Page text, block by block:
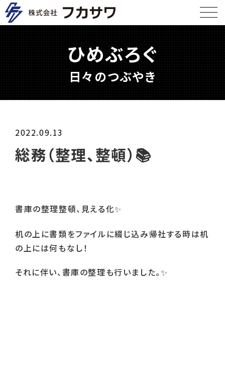
ひめぶろぐ
日々のつぶやき
2022.09.13
総務（整理、整頓）📚
書庫の整理整頓、見える化✨
机の上に書類をファイルに綴じ込み帰社する時は机
の上には何もなし！
それに伴い、書庫の整理も行いました。 ✨